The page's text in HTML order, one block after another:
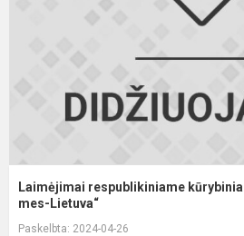
Laimėjimai respublikiniame
mes-Lietuva“
Paskelbta: 2024-04-26